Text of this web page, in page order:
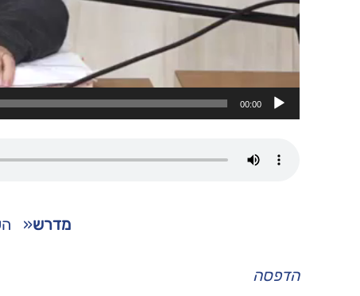
00:00
מדרש«
הדפסה